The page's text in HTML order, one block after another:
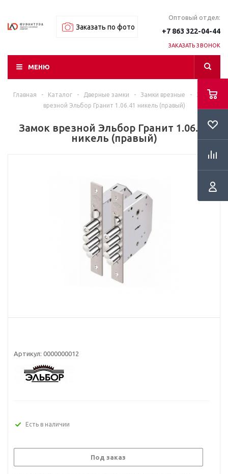
Заказать по фото
Оптовый отдел:
+7 863 322-04-44
ЗАКАЗАТЬ ЗВОНОК
МЕНЮ
Главная - Каталог - Дверные замки - Замки врезные -
Замок
врезной Эльбор Гранит 1.06.41 никель (правый)
Замок врезной Эльбор Гранит 1.06.41
никель (правый)
Артикул: 0000000012
Есть в наличии
Под заказ